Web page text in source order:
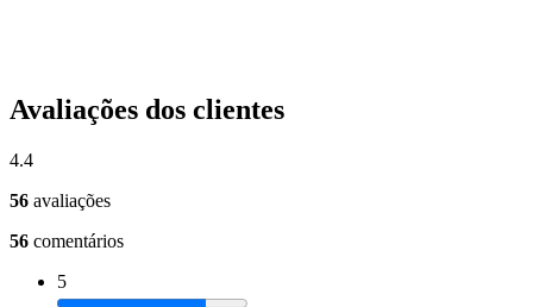
Avaliações dos clientes
4.4
56 avaliações
56 comentários
5